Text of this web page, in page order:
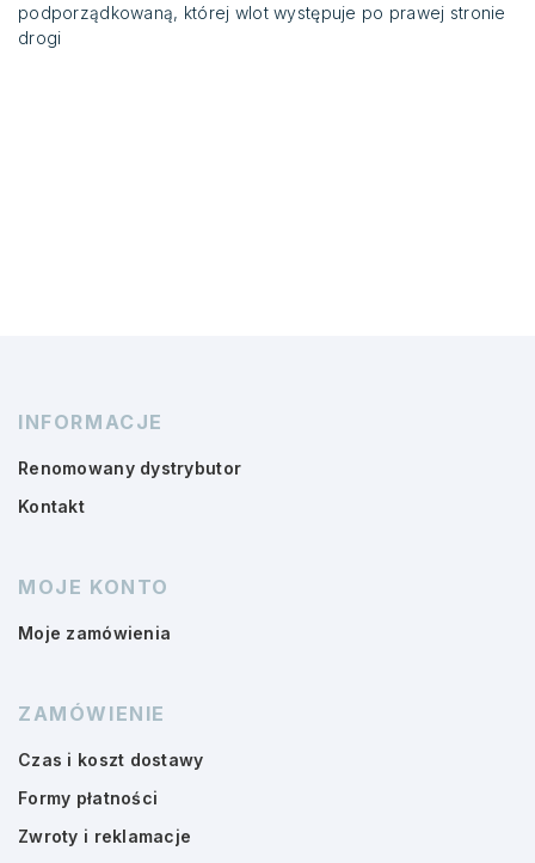
podporządkowaną, której wlot występuje po prawej stronie
drogi
INFORMACJE
Renomowany dystrybutor
Kontakt
MOJE KONTO
Moje zamówienia
ZAMÓWIENIE
Czas i koszt dostawy
Formy płatności
Zwroty i reklamacje